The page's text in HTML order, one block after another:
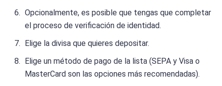
Opcionalmente, es posible que tengas que completar
el proceso de verificación de identidad.
Elige la divisa que quieres depositar.
Elige un método de pago de la lista (SEPA y Visa o
MasterCard son las opciones más recomendadas).